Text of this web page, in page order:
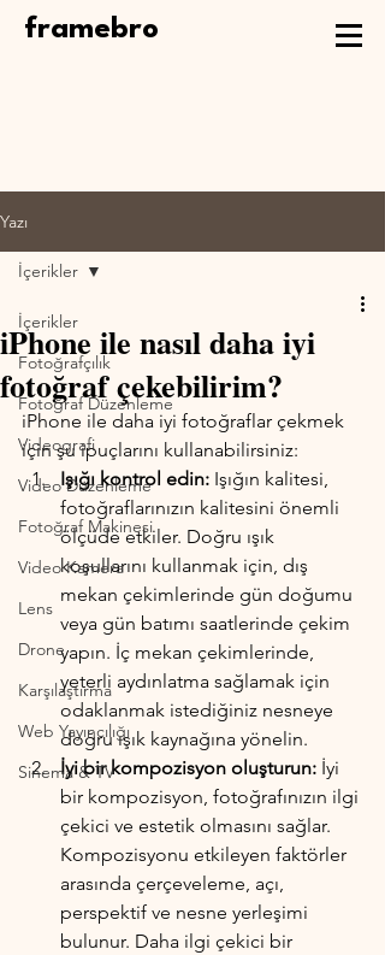
framebro
Yazı
İçerikler
Fotoğrafçılık
Fotoğraf Düzenleme
Videografi
Video Düzenleme
Fotoğraf Makinesi
Video Kamera
Lens
Drone
Karşılaştırma
Web Yayıncılığı
Sinema & TV
İçerikler
iPhone ile nasıl daha iyi
fotoğraf çekebilirim?
iPhone ile daha iyi fotoğraflar çekmek
için şu ipuçlarını kullanabilirsiniz:
Işığı kontrol edin: Işığın kalitesi,
fotoğraflarınızın kalitesini önemli
ölçüde etkiler. Doğru ışık
koşullarını kullanmak için, dış
mekan çekimlerinde gün doğumu
veya gün batımı saatlerinde çekim
yapın. İç mekan çekimlerinde,
yeterli aydınlatma sağlamak için
odaklanmak istediğiniz nesneye
doğru ışık kaynağına yönelin.
İyi bir kompozisyon oluşturun: İyi
bir kompozisyon, fotoğrafınızın ilgi
çekici ve estetik olmasını sağlar.
Kompozisyonu etkileyen faktörler
arasında çerçeveleme, açı,
perspektif ve nesne yerleşimi
bulunur. Daha ilgi çekici bir